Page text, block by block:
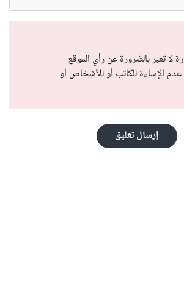
لا تعبر بالضرورة عن رأي الموقع
الإساءة للكاتب أو للأشخاص أو
إرسال تعليق